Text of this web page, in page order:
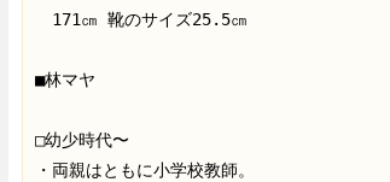
171㎝ 靴のサイズ25.5㎝
■林マヤ
□幼少時代〜
・両親はともに小学校教師。